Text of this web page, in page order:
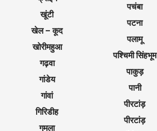
खूंटी
खेल – कूद
खोरीमहुआ
गढ़वा
गांडेय
गांवां
गिरिडीह
गुमला
पचंबा
पटना
पलामू
पश्चिमी सिंहभूम
पाकुड़
पानी
पीरटांड़
पीरटांड़